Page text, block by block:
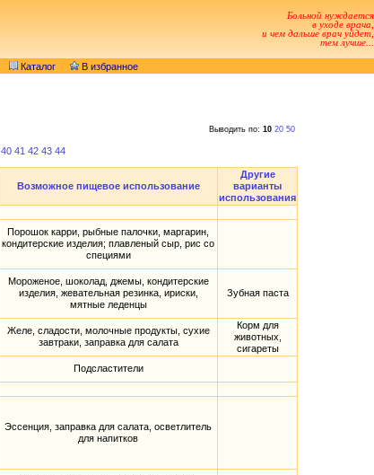
Больной нуждается
в уходе врача,
и чем дальше врач уйдет,
тем лучше...
Каталог В избранное
Выводить по: 10 20 50
40 41 42 43 44
Возможное пищевое использование
Другие
варианты
использования
Порошок карри, рыбные палочки, маргарин,
кондитерские изделия; плавленый сыр, рис со
специями
Мороженое, шоколад, джемы, кондитерские
изделия, жевательная резинка, ириски,
мятные леденцы
Зубная паста
Желе, сладости, молочные продукты, сухие
завтраки, заправка для салата
Корм для
животных,
сигареты
Подсластители
Эссенция, заправка для салата, осветлитель
для напитков